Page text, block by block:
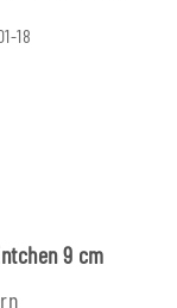
18
9 cm